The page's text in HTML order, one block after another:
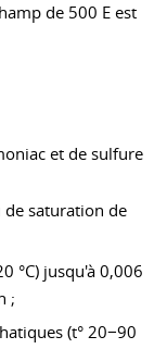
de 500 E est
et de sulfure
de saturation de
°C) jusqu'à 0,006
;
(t° 20−90